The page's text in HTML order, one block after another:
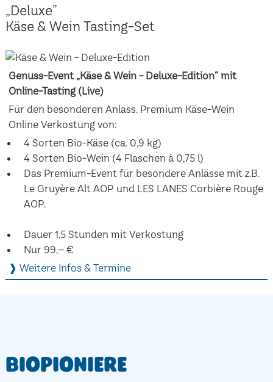
„Deluxe”
Käse & Wein Tasting-Set
Genuss-Event „Käse & Wein - Deluxe-Edition“ mit
Online-Tasting (Live)
Für den besonderen Anlass. Premium Käse-Wein
Online Verkostung von:
4 Sorten Bio-Käse (ca. 0,9 kg)
4 Sorten Bio-Wein (4 Flaschen à 0,75 l)
Das Premium-Event für besondere Anlässe mit z.B.
Le Gruyère Alt AOP und LES LANES Corbière Rouge
AOP.
Dauer 1,5 Stunden mit Verkostung
Nur 99,– €
❱ Weitere Infos & Termine
Biopioniere